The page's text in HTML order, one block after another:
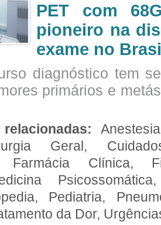
PET com
pioneiro na
exame no
diagnóstico tem
primários e
Geral,
Farmácia Clínica,
Pediatria,
da Dor,